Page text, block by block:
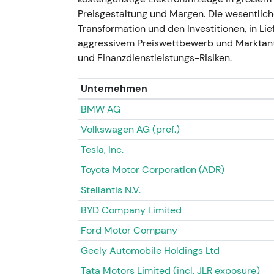
Tochtergesellschaften an einen russischen
angekündigt), nachdem der Betrieb
Der Rückzug aus Russland beseitigte eine
Einmalbelastungen nach sich und
werteten den Schritt als Abbau eines
Volatilität im Umfeld der
Konsolidierungsphase.
27. März 2023 — Spatenstich für Rock-
- Spatenstich für den Lithiumkonverter von
sind Qualifizierung und Lieferungen an
[22]. - Der Schritt unterstrich die Strategie
Batteriematerialien zu sichern und
Zeichen dafür, dass frühere
Technisch: Positiver Impuls für die
blieb empfindlich gegenüber Nachfrage-
Gesamtjahr 2023 — Starke Profitabilität
Preisgestaltung und Margen. Die
Transformation und den Investitionen, in
aggressivem Preiswettbewerb und
und Finanzdienstleistungs-Risiken.
Unternehmen
BMW AG
Volkswagen AG (pref.)
Tesla, Inc.
Toyota Motor Corporation (ADR)
Stellantis N.V.
BYD Company Limited
Ford Motor Company
Geely Automobile Holdings Ltd
Tata Motors Limited (incl. JLR exposure)